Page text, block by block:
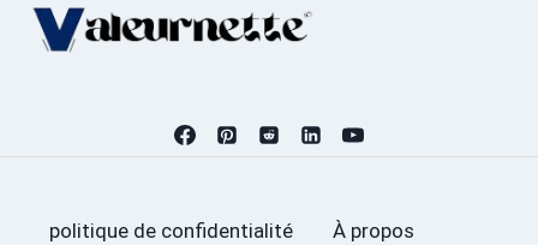
politique de confidentialité
À propos